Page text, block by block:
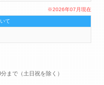
※2026年07月現在
て
まで（土日祝を除く）